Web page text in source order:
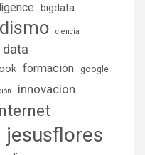
bigdata
ciencia
data
formación google
innovacion
jesusflores